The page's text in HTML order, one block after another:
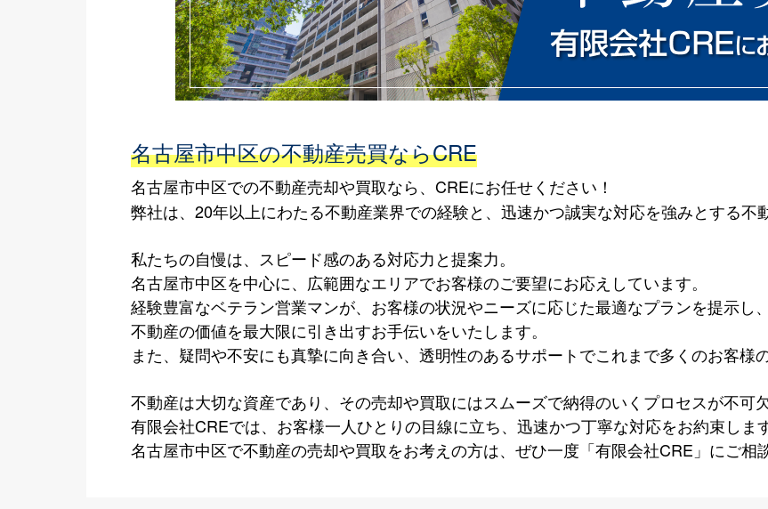
名古屋市中区の不動産売買ならCRE
名古屋市中区での不動産売却や買取なら、CREにお任せください！
弊社は、20年以上にわたる不動産業界での経験と、迅速かつ誠実な対応を強みとする不
私たちの自慢は、スピード感のある対応力と提案力。
名古屋市中区を中心に、広範囲なエリアでお客様のご要望にお応えしています。
経験豊富なベテラン営業マンが、お客様の状況やニーズに応じた最適なプランを提示し、
不動産の価値を最大限に引き出すお手伝いをいたします。
また、疑問や不安にも真摯に向き合い、透明性のあるサポートでこれまで多くのお客様
不動産は大切な資産であり、その売却や買取にはスムーズで納得のいくプロセスが不可欠
有限会社CREでは、お客様一人ひとりの目線に立ち、迅速かつ丁寧な対応をお約束します
名古屋市中区で不動産の売却や買取をお考えの方は、ぜひ一度「有限会社CRE」にご相